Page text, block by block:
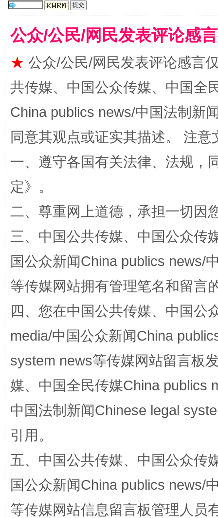
解纷+调解+退费，一次搞定
站台名比不上好声名
漫山遍野的桃花与雪山、麦地、白藏房 除
招工难、用工荒背后
公众/公民/网民发表评论感
★ 公众/公民/网民发表评论感言
共传媒、中国公众传媒、中国全
China publics news/中国法制新
同意其观点或证实其描述。 注
一、遵守各国有关法律、法规，
定》。
二、尊重网上道德，承担一切因
三、中国公共传媒、中国公众传
国公众新闻China publics news/
等传媒网站拥有管理笔名和留言
四、您在中国公共传媒、中国公
media/中国公众新闻China
system news等传媒网站留言板
媒、中国全民传媒China publics
中国法制新闻Chinese legal
引用。
五、中国公共传媒、中国公众传
国公众新闻China publics news/
等传媒网站信息留言板管理人员